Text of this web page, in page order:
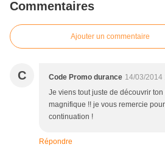
Commentaires
Ajouter un commentaire
C Code Promo durance 14/03/2014
Je viens tout juste de découvrir
magnifique !! je vous remercie
continuation !
Répondre